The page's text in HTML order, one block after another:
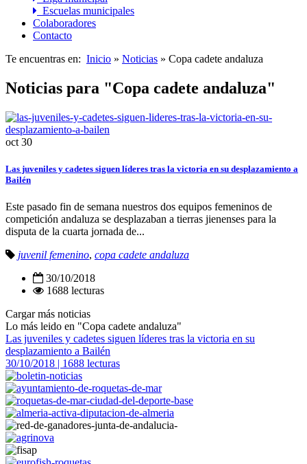
Escuelas municipales
Colaboradores
Contacto
Te encuentras en: Inicio » Noticias » Copa cadete andaluza
Noticias para "Copa cadete andaluza"
oct 30
Las juveniles y cadetes siguen líderes tras la victoria en su desplazamiento a
Bailén
Este pasado fin de semana nuestros dos equipos femeninos de
competición andaluza se desplazaban a tierras jienenses para la
disputa de la cuarta jornada de...
juvenil femenino, copa cadete andaluza
30/10/2018
1688 lecturas
Cargar más noticias
Lo más leido en "Copa cadete andaluza"
Las juveniles y cadetes siguen líderes tras la victoria en su
desplazamiento a Bailén
30/10/2018 | 1688 lecturas